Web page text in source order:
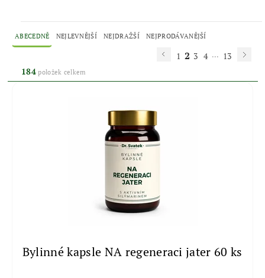
ABECEDNĚ NEJLEVNĚJŠÍ NEJDRAŽŠÍ NEJPRODÁVANĚJŠÍ
1 2 3 4 ... 13
184položek celkem
Bylinné kapsle NA regeneraci jater 60 ks